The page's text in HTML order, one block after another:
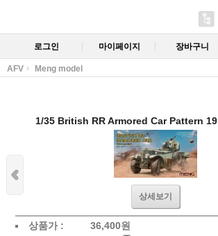
로그인 마이페이지 장바구니
AFV Meng model
1/35 British RR Armored Car Pattern
상세보기
상품가 : 36,400원